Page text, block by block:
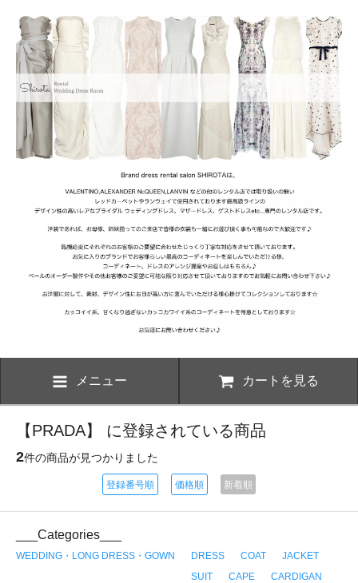
メニュー カートを見る
【PRADA】 に登録されている商品
2件の商品が見つかりました
登録番号順 価格順 新着順
___Categories___
WEDDING・LONG DRESS・GOWN DRESS COAT
JACKET
SUIT
CAPE
CARDIGAN